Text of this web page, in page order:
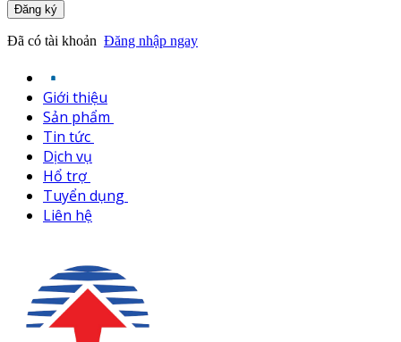
Đăng ký
Đã có tài khoản Đăng nhập ngay
Giới thiệu
Sản phẩm
Tin tức
Dịch vụ
Hổ trợ
Tuyển dụng
Liên hệ